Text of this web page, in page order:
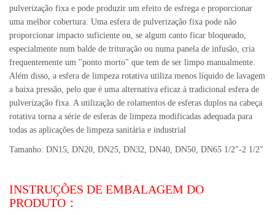
pulverização fixa e pode produzir um efeito de esfrega e proporcionar
uma melhor cobertura. Uma esfera de pulverização fixa pode não
proporcionar impacto suficiente ou, se algum canto ficar bloqueado,
especialmente num balde de trituração ou numa panela de infusão, cria
frequentemente um "ponto morto" que tem de ser limpo manualmente.
Além disso, a esfera de limpeza rotativa utiliza menos líquido de lavagem
a baixa pressão, pelo que é uma alternativa eficaz à tradicional esfera de
pulverização fixa. A utilização de rolamentos de esferas duplos na cabeça
rotativa torna a série de esferas de limpeza modificadas adequada para
todas as aplicações de limpeza sanitária e industrial
Tamanho: DN15, DN20, DN25, DN32, DN40, DN50, DN65 1/2″-2 1/2″
INSTRUÇÕES DE EMBALAGEM DO
PRODUTO：